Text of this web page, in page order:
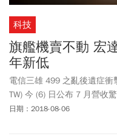
科技
旗艦機賣不動 宏
年新低
電信三雄 499 之亂後遺症
TW) 今 (6) 日公布 7 月營收
元，月減 32.74%，年減
日期：2018-08-06